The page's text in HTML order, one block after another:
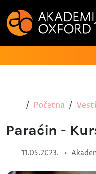
Početna Vesti
Paraćin -
11.05.2023. •